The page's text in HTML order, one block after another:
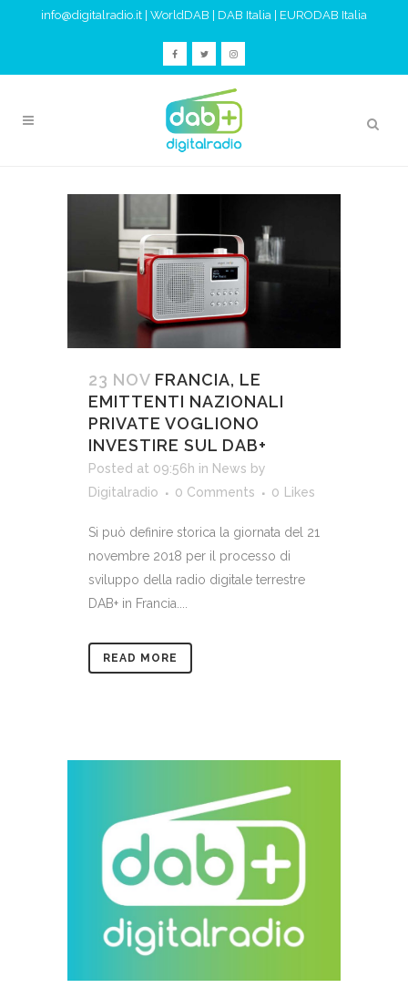
info@digitalradio.it WorldDAB DAB Italia EURODAB Italia
23 NOV FRANCIA, LE
EMITTENTI NAZIONALI
PRIVATE VOGLIONO
INVESTIRE SUL DAB+
Posted at 09:56h in News by
Digitalradio
0 Comments 0 Likes
Si può definire storica la giornata del 21
novembre 2018 per il processo di
sviluppo della radio digitale terrestre
DAB+ in Francia....
READ MORE